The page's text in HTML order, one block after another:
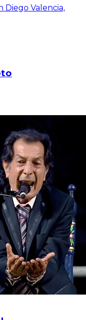
Diego Valencia,